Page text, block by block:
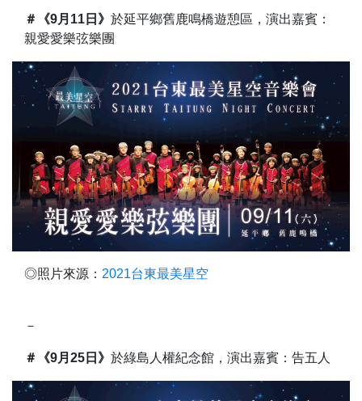
＃《9月11日》 於延平鄉舊鹿鳴橋遊憩區，演出嘉賓：
親愛愛樂弦樂團
◎照片來源： 2021台東最美星空
－
＃《9月25日》 於綠島人權紀念館，演出嘉賓：告五人